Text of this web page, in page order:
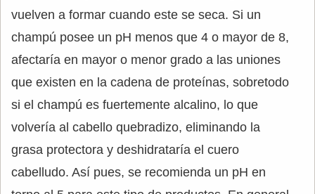
vuelven a formar cuando este se seca. Si un
champú posee un pH menos que 4 o mayor de 8,
afectaría en mayor o menor grado a las uniones
que existen en la cadena de proteínas, sobretodo
si el champú es fuertemente alcalino, lo que
volvería al cabello quebradizo, eliminando la
grasa protectora y deshidrataría el cuero
cabelludo. Así pues, se recomienda un pH en